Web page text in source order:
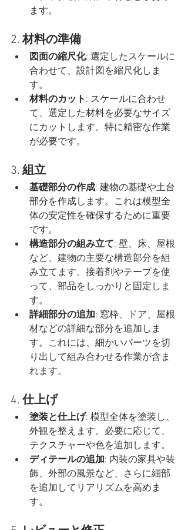
ます。
2. 材料の準備
図面の縮尺化: 選定したスケールに
合わせて、設計図を縮尺化しま
す。
材料のカット : スケールに合わせ
て、選定した材料を必要なサイズ
にカットします。特に精密な作業
が必要です。
3. 組立
基礎部分の作成: 建物の基礎や土台
部分を作成します。これは模型全
体の安定性を確保するために重要
です。
構造部分の組み立て: 壁、床、屋根
など、建物の主要な構造部分を組
み立てます。接着剤やテープを使
って、部品をしっかりと固定しま
す。
詳細部分の追加: 窓枠、ドア、屋根
材などの詳細な部分を追加しま
す。これには、細かいパーツを切
り出して組み合わせる作業が含ま
れます。
4. 仕上げ
塗装と仕上げ: 模型全体を塗装し、
外観を整えます。必要に応じて、
テクスチャーや色を追加します。
ディテールの追加: 内装の家具や装
飾、外部の風景など、さらに細部
を追加してリアリズムを高めま
す。